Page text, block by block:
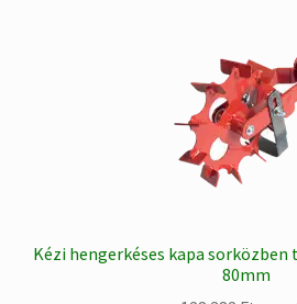
Kézi hengerkéses kapa
80mm